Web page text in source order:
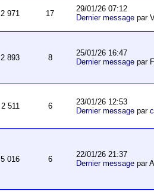
2 971 17
29/01/26 07:12
Dernier messagepar
2 893 8
25/01/26 16:47
Dernier messagepar
2 511 6
23/01/26 12:53
Dernier messagepar
5 016 6
22/01/26 21:37
Dernier messagepar